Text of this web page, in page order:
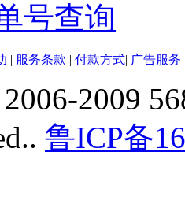
号查询
| 服务条款 | 付款方式| 广告服务
2009
鲁ICP备